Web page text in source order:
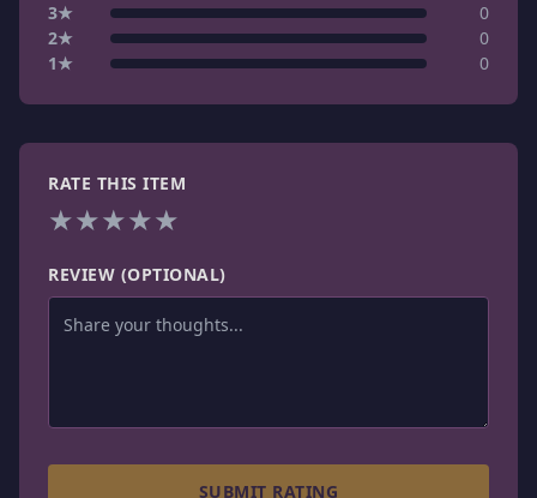
3★
0
2★
0
1★ 0
RATE THIS ITEM
★★★★★
REVIEW (OPTIONAL)
SUBMIT RATING